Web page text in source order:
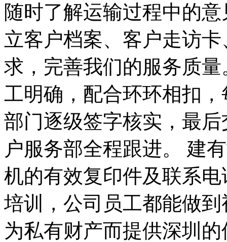
随时了解运输过程中的
立客户档案、客户走访
求，完善我们的服务质
工明确，配合环环相扣
部门逐级签字核实，最
户服务部全程跟进。 建
机的有效复印件及联系
培训，公司员工都能做
为私有财产而提供深圳